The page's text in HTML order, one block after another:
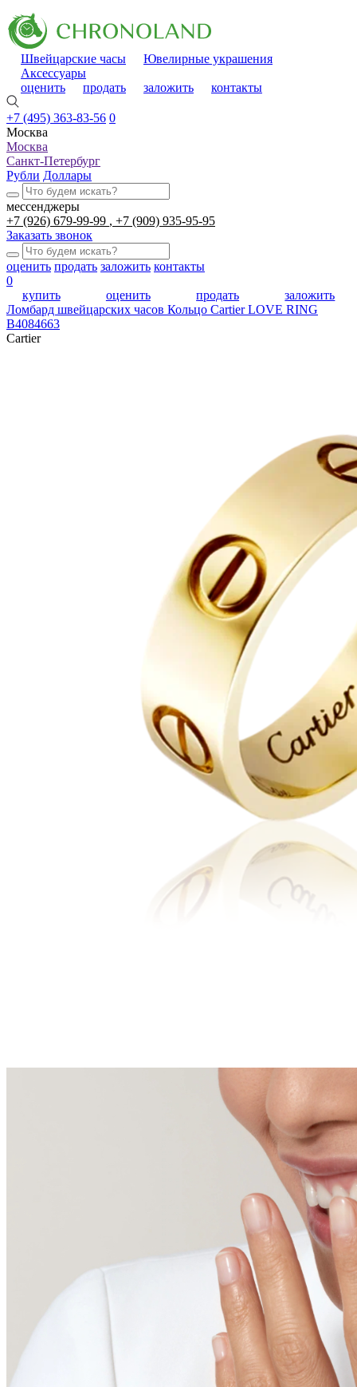
Швейцарские часы
Ювелирные украшения
Аксессуары
оценить
продать заложить контакты
+7 (495) 363-83-56 0
Москва
Москва
Санкт-Петербург
Рубли Доллары
мессенджеры
+7 (926) 679-99-99
+7 (909) 935-95-95
Заказать звонок
оценить продать заложить контакты
0
купить
оценить продать
заложить
Ломбард швейцарских часов Кольцо Cartier LOVE RING
B4084663
Cartier